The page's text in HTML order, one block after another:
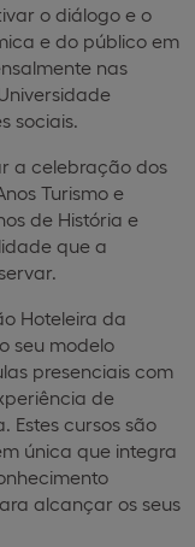
o diálogo e o
e do público em
nas
sociais.
a celebração dos
Turismo e
de História e
que a
Hoteleira da
seu modelo
presenciais com
de
Estes cursos são
única que integra
alcançar os seus